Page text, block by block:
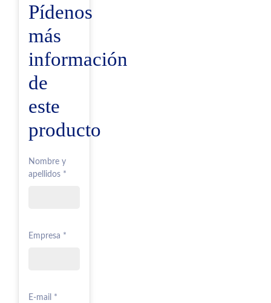
Pídenos
más
información
de
este
producto
Nombre y
apellidos *
Empresa *
E-mail *